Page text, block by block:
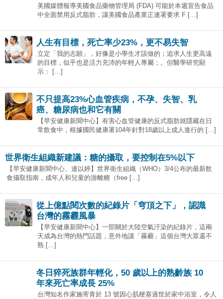
美國媒體報導美國食品藥物管理局 (FDA) 可能於本週宣告食品
中全面禁用反式脂肪，讓美國食品產業正連署要求 F […]
人生有目標，死亡率少23%，更不易失智
立定「我的志願」，好像是小學生才該做的；追求人生更高遠
的目標，似乎也是活力充沛的年輕人專屬；。但醫學研究顯
示： […]
不只提高23%心血管疾病，不孕、失智、乳
癌、糖尿病也和它有關
【早安健康新聞中心】有害心血管健康的反式脂肪就隱藏在日
常飲食中，根據國民健康署104年針對18歲以上成人進行的 […]
世界衛生組織新建議：糖的攝取，要控制在5%以下
【早安健康新聞中心、連以婷】世界衛生組織（WHO）3/4公布的最新飲
食攝取指南，成年人和兒童的游離糖（free […]
從上億點閱次數的紀錄片「穹頂之下」，認識
台灣的霧霾風暴
【早安健康新聞中心】一部關於大陸空氣汙染的紀錄片，這兩
天成為台灣的熱門話題，意外地讓「霧霾」這個台灣大眾還不
熟 […]
冬日猝死族群年輕化，50 歲以上的熟齡族 10
年來死亡率成長 25%
台灣知名作家施寄青於 13 號因心肌梗塞過世於家中浴室，令人